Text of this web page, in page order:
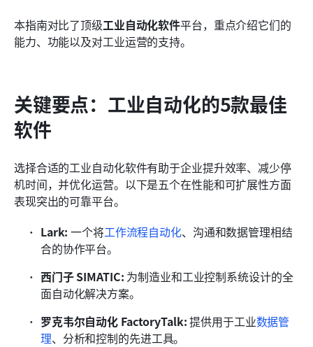
本指南对比了顶级工业自动化软件平台，重点介绍它们的
能力、功能以及对工业运营的支持。
关键要点：工业自动化的5款最佳
软件
选择合适的工业自动化软件有助于企业提升效率、减少停
机时间，并优化运营。以下是五个在性能和可扩展性方面
表现突出的可靠平台。
Lark: 一个将工作流程自动化、沟通和数据管理相结
合的协作平台。
西门子 SIMATIC: 为制造业和工业控制系统设计的全
面自动化解决方案。
罗克韦尔自动化 FactoryTalk: 提供用于工业数据管
理、分析和控制的先进工具。
相关阅读